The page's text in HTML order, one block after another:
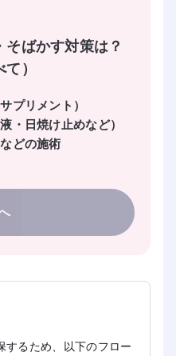
ばかす対策は？
）
プリメント）
・日焼け止めなど）
どの施術
するため、以下のフロー